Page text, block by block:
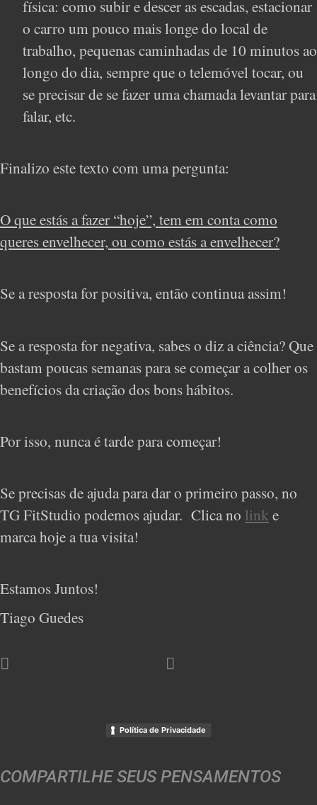
física: como subir e descer as escadas, estacionar
o carro um pouco mais longe do local de
trabalho, pequenas caminhadas de 10 minutos ao
longo do dia, sempre que o telemóvel tocar, ou
se precisar de se fazer uma chamada levantar para
falar, etc.
Finalizo este texto com uma pergunta:
O que estás a fazer “hoje”, tem em conta como
queres envelhecer, ou como estás a envelhecer?
Se a resposta for positiva, então continua assim!
Se a resposta for negativa, sabes o diz a ciência? Que
bastam poucas semanas para se começar a colher os
benefícios da criação dos bons hábitos.
Por isso, nunca é tarde para começar!
Se precisas de ajuda para dar o primeiro passo, no
TG FitStudio podemos ajudar. Clica no link e
marca hoje a tua visita!
Estamos Juntos!
Tiago Guedes
Política de Privacidade
COMPARTILHE SEUS PENSAMENTOS